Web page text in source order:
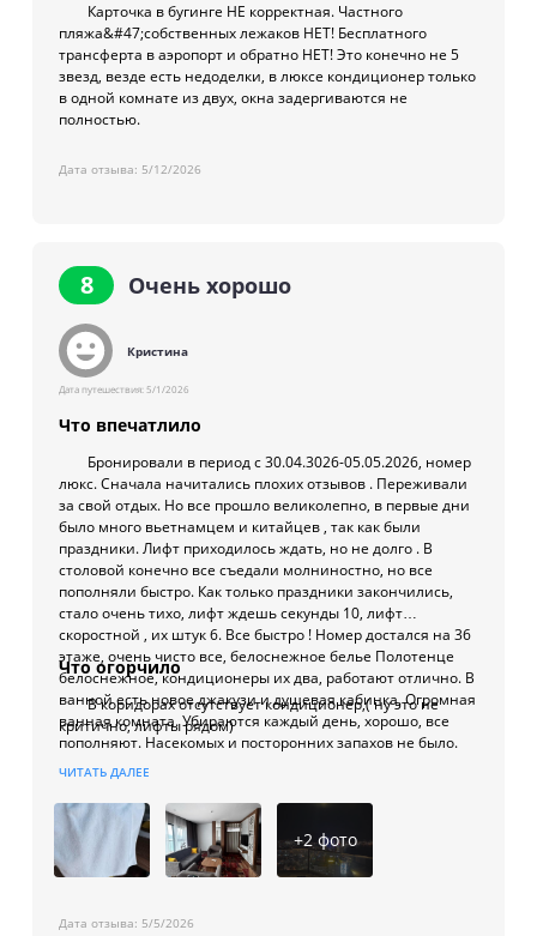
Карточка в бугинге НЕ корректная. Частного
пляжа&#47;собственных лежаков НЕТ! Бесплатного
трансферта в аэропорт и обратно НЕТ! Это конечно не 5
звезд, везде есть недоделки, в люксе кондиционер только
в одной комнате из двух, окна задергиваются не
полностью.
Дата отзыва: 5/12/2026
8 Очень хорошо
Кристина
Дата путешествия:5/1/2026
Что впечатлило
Бронировали в период с 30.04.3026-05.05.2026, номер
люкс. Сначала начитались плохих отзывов . Переживали
за свой отдых. Но все прошло великолепно, в первые дни
было много вьетнамцем и китайцев , так как были
праздники. Лифт приходилось ждать, но не долго . В
столовой конечно все съедали молниностно, но все
пополняли быстро. Как только праздники закончились,
стало очень тихо, лифт ждешь секунды 10, лифт
скоростной , их штук 6. Все быстро ! Номер достался на 36
этаже, очень чисто все, белоснежное белье Полотенце
белоснежное, кондиционеры их два, работают отлично. В
ванной есть новое джакузи и душевая кабинка. Огромная
ванная комната. Убираются каждый день, хорошо, все
пополняют. Насекомых и посторонних запахов не было.
Гладильная доска, утюг, фен, телевизор все есть. Самое
главное абсолютная тишина, не слышно не кого. Не
машин , не соседей ни чего . Было ощущение что
проживаем одни . Хотя гостиница полная. На бассейне
брали пляжные полотенца. Отдых мне понравился .
Что огорчило
В коридорах отсутствует кондиционер,( ну это не
критично, лифты рядом)
ЧИТАТЬ ДАЛЕЕ
+2фото
Дата отзыва: 5/5/2026